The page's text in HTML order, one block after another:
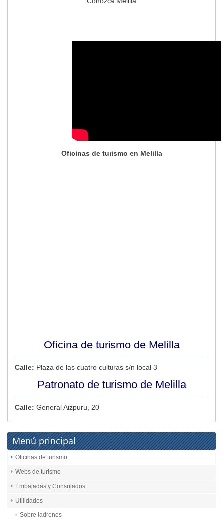
Oficinas de turismo en Melilla
Oficina de turismo de Melilla
Calle: Plaza de las cuatro culturas s/n local 3
Patronato de turismo de Melilla
Calle: General Aizpuru, 20
Menú principal
Oficinas de turismo
Webs de turismo
Embajadas y Consulados
Utilidades
Sobre ladrones